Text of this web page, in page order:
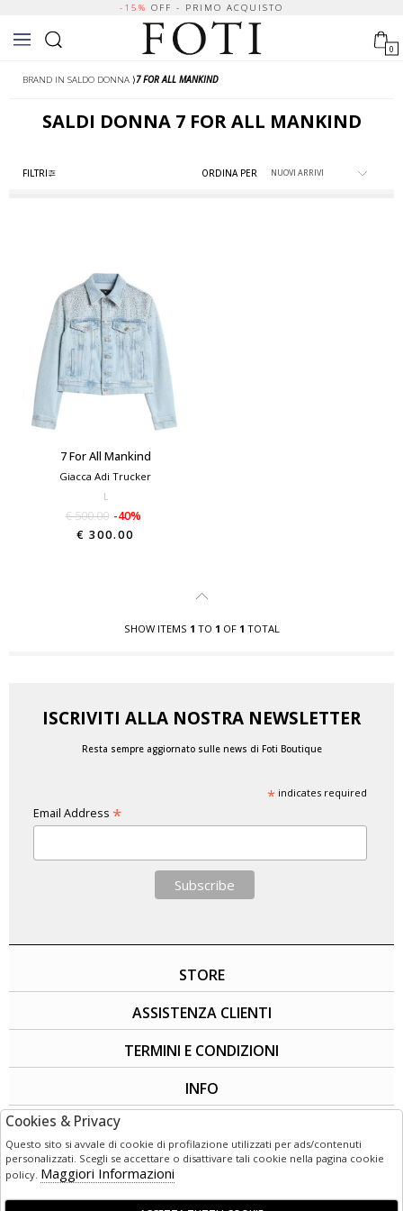
-15% OFF - PRIMO ACQUISTO
0
BRAND IN SALDO DONNA ⟩7 FOR ALL MANKIND
SALDI DONNA7 FOR ALL MANKIND
FILTRI ORDINA PER
7 For All Mankind
Giacca Adi Trucker
L
€ 500.00 -40%
€ 300.00
SHOW ITEMS 1 TO 1 OF 1 TOTAL
ISCRIVITI ALLA NOSTRA NEWSLETTER
Resta sempre aggiornato sulle news di Foti Boutique
*indicates required
Email Address *
STORE
ASSISTENZA CLIENTI
TERMINI E CONDIZIONI
INFO
Cookies & Privacy
Questo sito si avvale di cookie di profilazione utilizzati per ads/contenuti
personalizzati. Scegli se accettare o disattivare tali cookie nella pagina cookie
policy. Maggiori Informazioni